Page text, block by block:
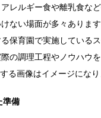
レルギー食や離乳食な
ない場面が多々あります
保育園で実施している
の調理工程やノウハウを
る画像はイメージになり
準備